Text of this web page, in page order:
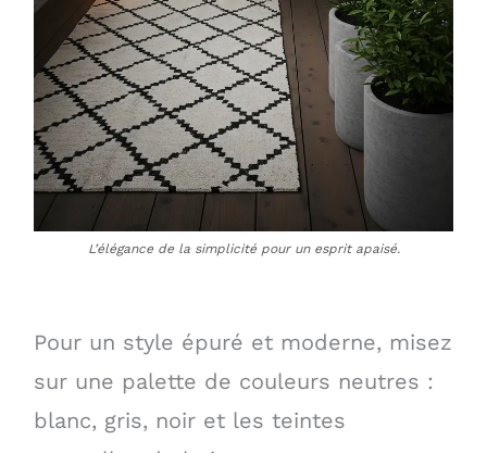
L’élégance de la simplicité pour un esprit apaisé.
Pour un style épuré et moderne, misez
sur une palette de couleurs neutres :
blanc, gris, noir et les teintes